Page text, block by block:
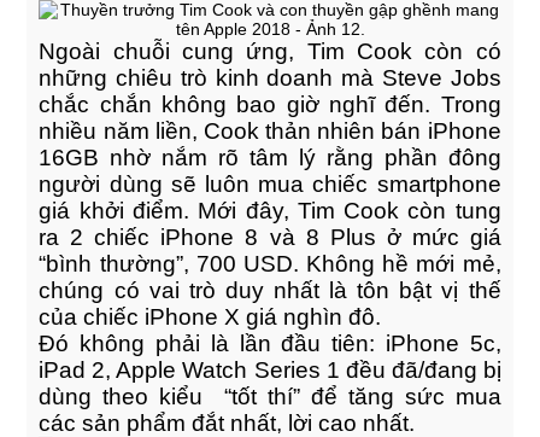
Retina Web Page Designs
UI Design
Ngoài chuỗi cung ứng, Tim Cook còn có
những chiêu trò kinh doanh mà Steve Jobs
chắc chắn không bao giờ nghĩ đến. Trong
nhiều năm liền, Cook thản nhiên bán iPhone
16GB nhờ nắm rõ tâm lý rằng phần đông
người dùng sẽ luôn mua chiếc smartphone
giá khởi điểm. Mới đây, Tim Cook còn tung
ra 2 chiếc iPhone 8 và 8 Plus ở mức giá
“bình thường”, 700 USD. Không hề mới mẻ,
chúng có vai trò duy nhất là tôn bật vị thế
của chiếc iPhone X giá nghìn đô.
Đó không phải là lần đầu tiên: iPhone 5c,
iPad 2, Apple Watch Series 1 đều đã/đang bị
dùng theo kiểu “tốt thí” để tăng sức mua
các sản phẩm đắt nhất, lời cao nhất.